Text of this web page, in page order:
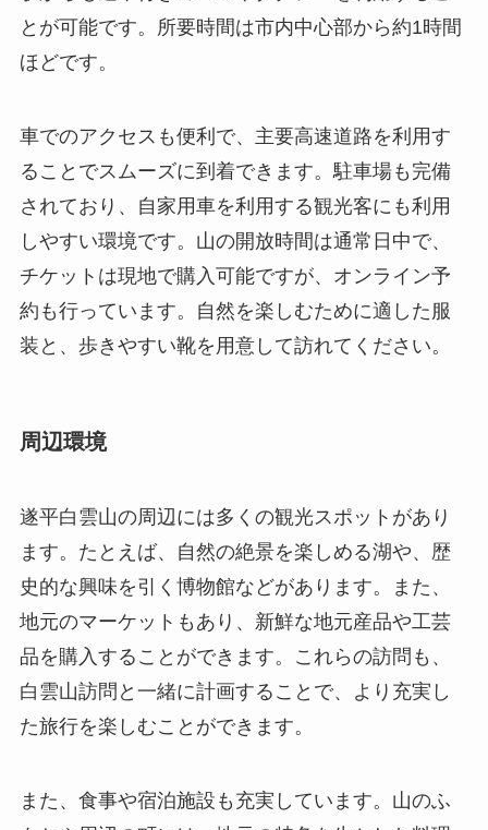
されており、自家用車を利用する観光客にも利用
しやすい環境です。山の開放時間は通常日中で、
約も行っています。自然を楽しむために適した服
装と、歩きやすい靴を用意して訪れてください。
周辺環境
遂平白雲山の周辺には多くの観光スポットがあり
地元のマーケットもあり、新鮮な地元産品や工芸
白雲山訪問と一緒に計画することで、より充実し
た旅行を楽しむことができます。
また、食事や宿泊施設も充実しています。山のふ
もとや周辺の町には、地元の特色を生かした料理
を提供するレストランや宿が多数あります。特
に、地元で採れる新鮮な食材を使った料理は、訪
統的なスタイルの宿や現代的なホテルなど、様々